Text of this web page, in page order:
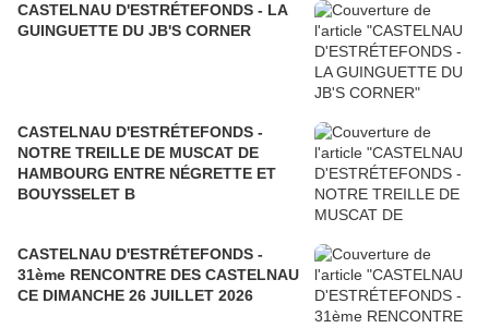
CASTELNAU D'ESTRÉTEFONDS - LA
GUINGUETTE DU JB'S CORNER
CASTELNAU D'ESTRÉTEFONDS -
NOTRE TREILLE DE MUSCAT DE
HAMBOURG ENTRE NÉGRETTE ET
BOUYSSELET B
CASTELNAU D'ESTRÉTEFONDS -
31ème RENCONTRE DES CASTELNAU
CE DIMANCHE 26 JUILLET 2026